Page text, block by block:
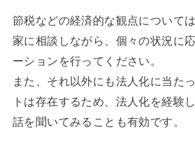
節税などの経済的な観点について
家に相談しながら、個々の状況に
ーションを行ってください。
また、それ以外にも法人化に当た
トは存在するため、法人化を経験
話を聞いてみることも有効です。